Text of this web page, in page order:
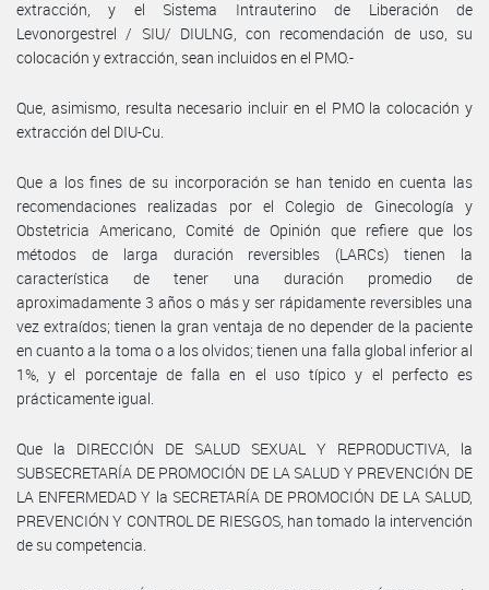
extracción, y el Sistema Intrauterino de Liberación de
Levonorgestrel / SIU/ DIULNG, con recomendación de uso, su
colocación y extracción, sean incluidos en el PMO.-
Que, asimismo, resulta necesario incluir en el PMO la colocación y
extracción del DIU-Cu.
Que a los fines de su incorporación se han tenido en cuenta las
recomendaciones realizadas por el Colegio de Ginecología y
Obstetricia Americano, Comité de Opinión que refiere que los
métodos de larga duración reversibles (LARCs) tienen la
característica de tener una duración promedio de
aproximadamente 3 años o más y ser rápidamente reversibles una
vez extraídos; tienen la gran ventaja de no depender de la paciente
en cuanto a la toma o a los olvidos; tienen una falla global inferior al
1%, y el porcentaje de falla en el uso típico y el perfecto es
prácticamente igual.
Que la DIRECCIÓN DE SALUD SEXUAL Y REPRODUCTIVA, la
SUBSECRETARÍA DE PROMOCIÓN DE LA SALUD Y PREVENCIÓN DE
LA ENFERMEDAD Y la SECRETARÍA DE PROMOCIÓN DE LA SALUD,
PREVENCIÓN Y CONTROL DE RIESGOS, han tomado la intervención
de su competencia.